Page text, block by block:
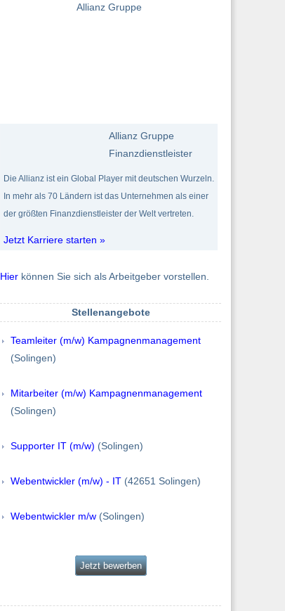
Allianz Gruppe
Allianz Gruppe
Finanzdienstleister
Die Allianz ist ein Global Player mit deutschen Wurzeln.
In mehr als 70 Ländern ist das Unternehmen als einer
der größten Finanzdienstleister der Welt vertreten.
Jetzt Karriere starten »
Hier können Sie sich als Arbeitgeber vorstellen.
Stellenangebote
Teamleiter (m/w) Kampagnenmanagement
(Solingen)
Mitarbeiter (m/w) Kampagnenmanagement
(Solingen)
Supporter IT (m/w) (Solingen)
Webentwickler (m/w) - IT (42651 Solingen)
Webentwickler m/w (Solingen)
Jetzt bewerben